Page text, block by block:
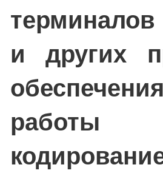
терминалов
и других
работы